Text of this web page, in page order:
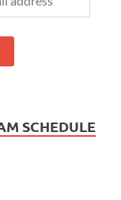
SCHEDULE